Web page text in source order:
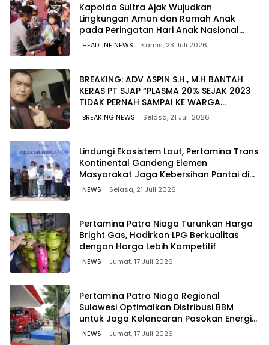
Kapolda Sultra Ajak Wujudkan
Lingkungan Aman dan Ramah Anak
pada Peringatan Hari Anak Nasional
2026
HEADLINE NEWS Kamis, 23 Juli 2026
BREAKING: ADV ASPIN S.H., M.H BANTAH
KERAS PT SJAP “PLASMA 20% SEJAK 2023
TIDAK PERNAH SAMPAI KE WARGA
WAWOONE!
BREAKING NEWS Selasa, 21 Juli 2026
Lindungi Ekosistem Laut, Pertamina Trans
Kontinental Gandeng Elemen
Masyarakat Jaga Kebersihan Pantai di
Bitung, Sulawesi
NEWS Selasa, 21 Juli 2026
Pertamina Patra Niaga Turunkan Harga
Bright Gas, Hadirkan LPG Berkualitas
dengan Harga Lebih Kompetitif
NEWS Jumat, 17 Juli 2026
Pertamina Patra Niaga Regional
Sulawesi Optimalkan Distribusi BBM
untuk Jaga Kelancaran Pasokan Energi
di Seluruh Wilayah Sulawesi
NEWS Jumat, 17 Juli 2026